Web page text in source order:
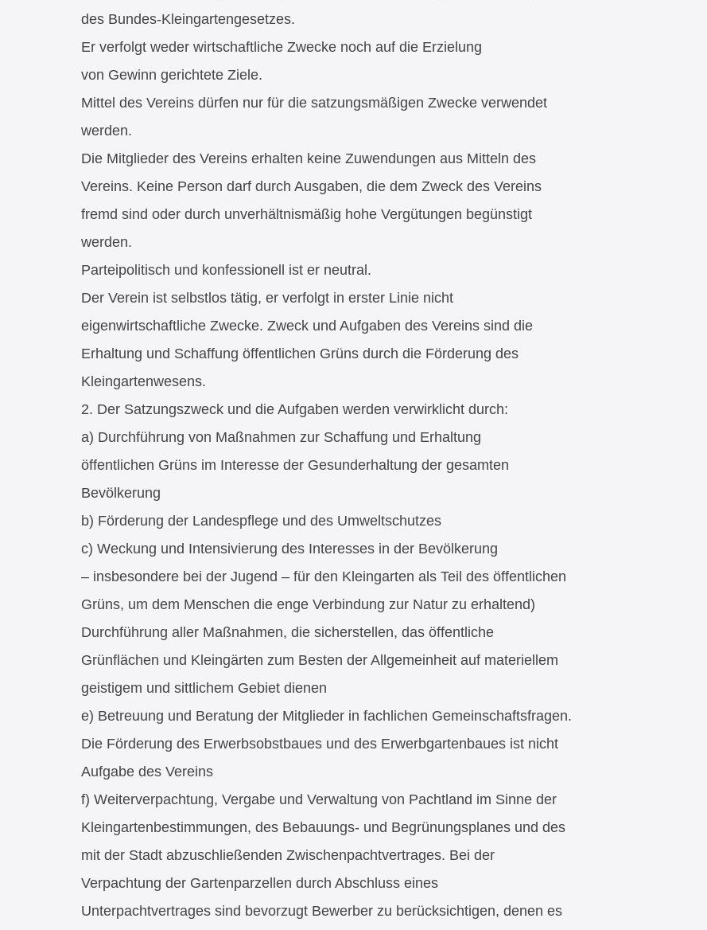
des Bundes-Kleingartengesetzes.
Er verfolgt weder wirtschaftliche Zwecke noch auf die Erzielung
von Gewinn gerichtete Ziele.
Mittel des Vereins dürfen nur für die satzungsmäßigen Zwecke verwendet
werden.
Die Mitglieder des Vereins erhalten keine Zuwendungen aus Mitteln des
Vereins. Keine Person darf durch Ausgaben, die dem Zweck des Vereins
fremd sind oder durch unverhältnismäßig hohe Vergütungen begünstigt
werden.
Parteipolitisch und konfessionell ist er neutral.
Der Verein ist selbstlos tätig, er verfolgt in erster Linie nicht
eigenwirtschaftliche Zwecke. Zweck und Aufgaben des Vereins sind die
Erhaltung und Schaffung öffentlichen Grüns durch die Förderung des
Kleingartenwesens.
2. Der Satzungszweck und die Aufgaben werden verwirklicht durch:
a) Durchführung von Maßnahmen zur Schaffung und Erhaltung
öffentlichen Grüns im Interesse der Gesunderhaltung der gesamten
Bevölkerung
b) Förderung der Landespflege und des Umweltschutzes
c) Weckung und Intensivierung des Interesses in der Bevölkerung
– insbesondere bei der Jugend – für den Kleingarten als Teil des öffentlichen
Grüns, um dem Menschen die enge Verbindung zur Natur zu erhaltend)
Durchführung aller Maßnahmen, die sicherstellen, das öffentliche
Grünflächen und Kleingärten zum Besten der Allgemeinheit auf materiellem
geistigem und sittlichem Gebiet dienen
e) Betreuung und Beratung der Mitglieder in fachlichen Gemeinschaftsfragen.
Die Förderung des Erwerbsobstbaues und des Erwerbgartenbaues ist nicht
Aufgabe des Vereins
f) Weiterverpachtung, Vergabe und Verwaltung von Pachtland im Sinne der
Kleingartenbestimmungen, des Bebauungs- und Begrünungsplanes und des
mit der Stadt abzuschließenden Zwischenpachtvertrages. Bei der
Verpachtung der Gartenparzellen durch Abschluss eines
Unterpachtvertrages sind bevorzugt Bewerber zu berücksichtigen, denen es